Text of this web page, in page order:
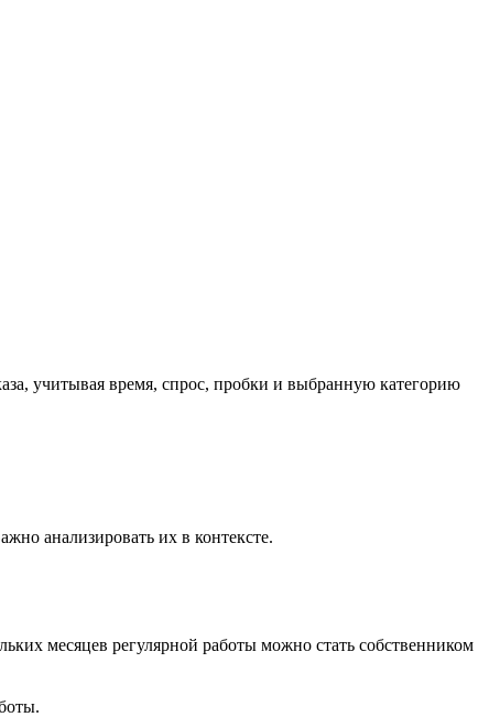
учитывая время, спрос, пробки и выбранную категорию
анализировать их в контексте.
месяцев регулярной работы можно стать собственником